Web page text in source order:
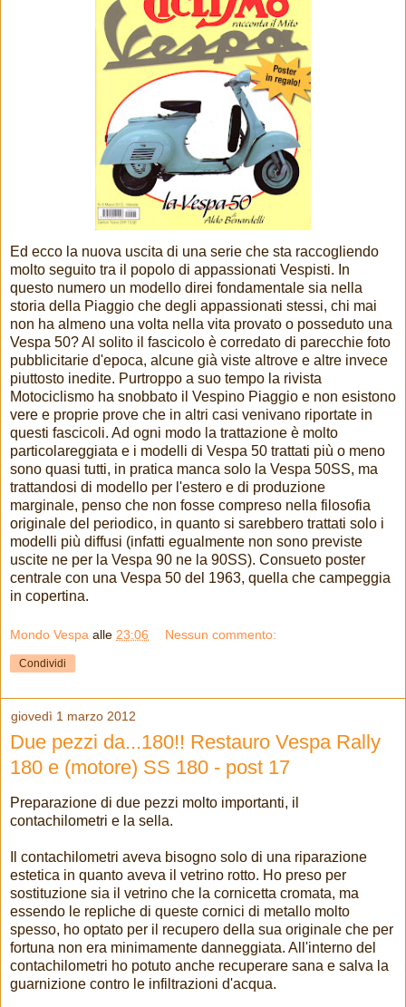
Ed ecco la nuova uscita di una serie che sta raccogliendo
molto seguito tra il popolo di appassionati Vespisti. In
questo numero un modello direi fondamentale sia nella
storia della Piaggio che degli appassionati stessi, chi mai
non ha almeno una volta nella vita provato o posseduto una
Vespa 50? Al solito il fascicolo è corredato di parecchie foto
pubblicitarie d'epoca, alcune già viste altrove e altre invece
piuttosto inedite. Purtroppo a suo tempo la rivista
Motociclismo ha snobbato il Vespino Piaggio e non esistono
vere e proprie prove che in altri casi venivano riportate in
questi fascicoli. Ad ogni modo la trattazione è molto
particolareggiata e i modelli di Vespa 50 trattati più o meno
sono quasi tutti, in pratica manca solo la Vespa 50SS, ma
trattandosi di modello per l'estero e di produzione
marginale, penso che non fosse compreso nella filosofia
originale del periodico, in quanto si sarebbero trattati solo i
modelli più diffusi (infatti egualmente non sono previste
uscite ne per la Vespa 90 ne la 90SS). Consueto poster
centrale con una Vespa 50 del 1963, quella che campeggia
in copertina.
Mondo Vespa alle 23:06 Nessun commento:
Condividi
giovedì 1 marzo 2012
Due pezzi da...180!! Restauro Vespa Rally
180 e (motore) SS 180 - post 17
Preparazione di due pezzi molto importanti, il
contachilometri e la sella.
Il contachilometri aveva bisogno solo di una riparazione
estetica in quanto aveva il vetrino rotto. Ho preso per
sostituzione sia il vetrino che la cornicetta cromata, ma
essendo le repliche di queste cornici di metallo molto
spesso, ho optato per il recupero della sua originale che per
fortuna non era minimamente danneggiata. All'interno del
contachilometri ho potuto anche recuperare sana e salva la
guarnizione contro le infiltrazioni d'acqua.